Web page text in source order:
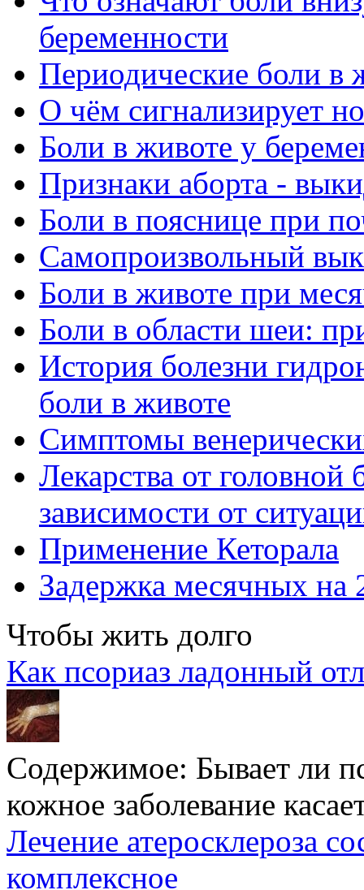
беременности
Периодические боли в
О чём сигнализирует
Боли в животе у
Признаки аборта -
Боли в пояснице при
Самопроизвольный
Боли в животе при
Боли в области шеи:
История болезни
боли в животе
Симптомы
Лекарства от
зависимости от
Применение Кеторала
Задержка месячных
Чтобы жить долго
Как псориаз ладонный
Содержимое: Бывает ли
кожное заболевание
Лечение атеросклероза
комплексное